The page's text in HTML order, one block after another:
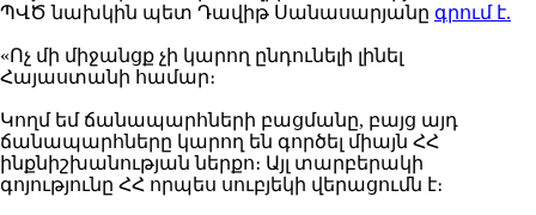
ՊՎԾ նախկին պետ Դավիթ Սանասարյանը գրում է.
«Ոչ մի միջանցք չի կարող ընդունելի լինել
Հայաստանի համար։
Կողմ եմ ճանապարհների բացմանը, բայց այդ
ճանապարհները կարող են գործել միայն ՀՀ
ինքնիշխանության ներքո։ Այլ տարբերակի
գոյությունը ՀՀ որպես սուբյեկի վերացումն է։